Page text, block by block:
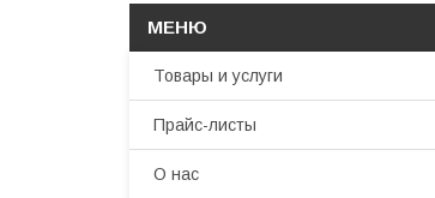
Товары и услуги
Прайс-листы
О нас